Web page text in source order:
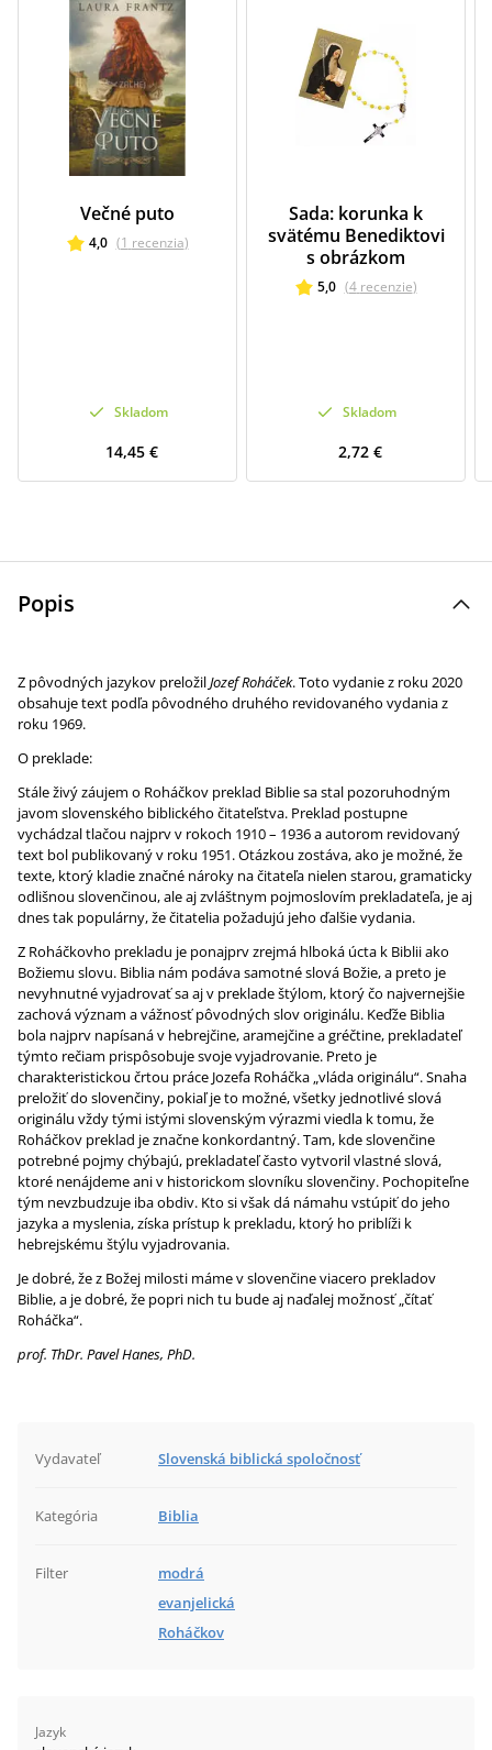
Večné puto
4,0 (1 recenzia)
Skladom
14,45 €
Sada: korunka k
svätému Benediktovi
s obrázkom
5,0 (4 recenzie)
Skladom
2,72 €
Popis
Z pôvodných jazykov preložilJozef Roháček. Toto vydanie z roku 2020
obsahuje text podľa pôvodného druhého revidovaného vydania z
roku 1969.
O preklade:
Stále živý záujem o Roháčkov preklad Biblie sa stal pozoruhodným
javom slovenského biblického čitateľstva. Preklad postupne
vychádzal tlačou najprv v rokoch 1910 – 1936 a autorom revidovaný
text bol publikovaný v roku 1951. Otázkou zostáva, ako je možné, že
texte, ktorý kladie značné nároky na čitateľa nielen starou, gramaticky
odlišnou slovenčinou, ale aj zvláštnym pojmoslovím prekladateľa, je aj
dnes tak populárny, že čitatelia požadujú jeho ďalšie vydania.
Z Roháčkovho prekladu je ponajprv zrejmá hlboká úcta k Biblii ako
Božiemu slovu. Biblia nám podáva samotné slová Božie, a preto je
nevyhnutné vyjadrovať sa aj v preklade štýlom, ktorý čo najvernejšie
zachová význam a vážnosť pôvodných slov originálu. Keďže Biblia
bola najprv napísaná v hebrejčine, aramejčine a gréčtine, prekladateľ
týmto rečiam prispôsobuje svoje vyjadrovanie. Preto je
charakteristickou črtou práce Jozefa Roháčka „vláda originálu“. Snaha
preložiť do slovenčiny, pokiaľ je to možné, všetky jednotlivé slová
originálu vždy tými istými slovenským výrazmi viedla k tomu, že
Roháčkov preklad je značne konkordantný. Tam, kde slovenčine
potrebné pojmy chýbajú, prekladateľ často vytvoril vlastné slová,
ktoré nenájdeme ani v historickom slovníku slovenčiny. Pochopiteľne
tým nevzbudzuje iba obdiv. Kto si však dá námahu vstúpiť do jeho
jazyka a myslenia, získa prístup k prekladu, ktorý ho priblíži k
hebrejskému štýlu vyjadrovania.
Je dobré, že z Božej milosti máme v slovenčine viacero prekladov
Biblie, a je dobré, že popri nich tu bude aj naďalej možnosť „čítať
Roháčka“.
prof. ThDr. Pavel Hanes, PhD.
Vydavateľ Slovenská biblická spoločnosť
Kategória Biblia
Filter
modrá
evanjelická
Roháčkov
Jazyk